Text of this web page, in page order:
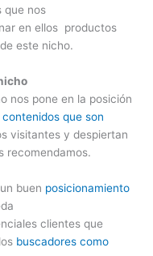
que nos
en ellos productos
este nicho.
nos pone en la posición
que son
visitantes y despiertan
recomendamos.
buen posicionamiento
clientes que
buscadores como